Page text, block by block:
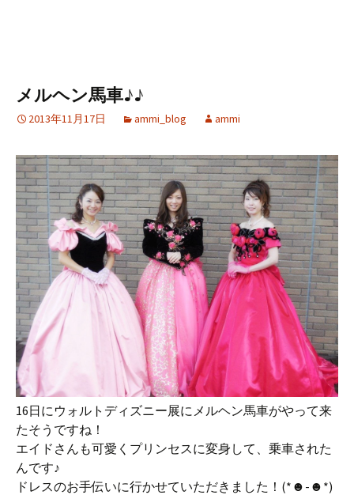
メルヘン馬車♪♪
2013年11月17日 ammi_blog ammi
16日にウォルトディズニー展にメルヘン馬車がやって来
たそうですね！
エイドさんも可愛くプリンセスに変身して、乗車された
んです♪
ドレスのお手伝いに行かせていただきました！(*☻-☻*)